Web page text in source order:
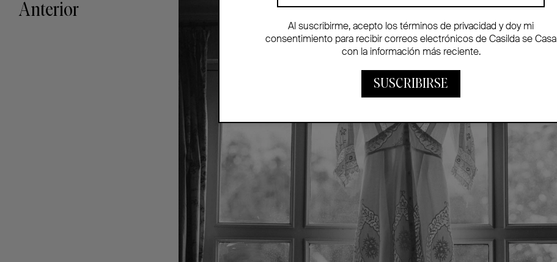
Anterior
Al suscribirme, acepto los términos de privacidad y doy mi
consentimiento para recibir correos electrónicos de Casilda se Casa
con la información más reciente.
SUSCRIBIRSE